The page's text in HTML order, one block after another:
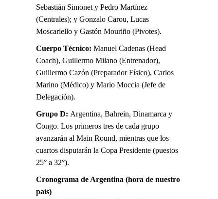
Sebastián Simonet y Pedro Martínez
(Centrales); y Gonzalo Carou, Lucas
Moscariello y Gastón Mouriño (Pivotes).
Cuerpo Técnico: Manuel Cadenas (Head
Coach), Guillermo Milano (Entrenador),
Guillermo Cazón (Preparador Físico), Carlos
Marino (Médico) y Mario Moccia (Jefe de
Delegación).
Grupo D: Argentina, Bahrein, Dinamarca y
Congo. Los primeros tres de cada grupo
avanzarán al Main Round, mientras que los
cuartos disputarán la Copa Presidente (puestos
25° a 32°).
Cronograma de Argentina (hora de nuestro
país)